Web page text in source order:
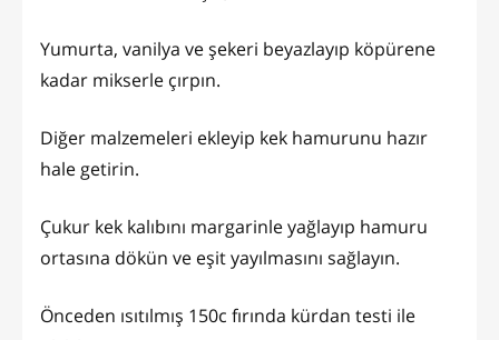
Yumurta, vanilya ve şekeri beyazlayıp köpürene
kadar mikserle çırpın.
Diğer malzemeleri ekleyip kek hamurunu hazır
hale getirin.
Çukur kek kalıbını margarinle yağlayıp hamuru
ortasına dökün ve eşit yayılmasını sağlayın.
Önceden ısıtılmış 150c fırında kürdan testi ile